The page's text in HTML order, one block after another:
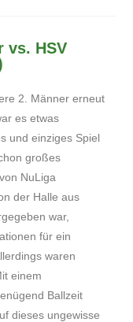
vs. HSV
2. Männer erneut
es etwas
und einziges Spiel
großes
NuLiga
der Halle aus
war,
für ein
waren
einem
Ballzeit
dieses ungewisse